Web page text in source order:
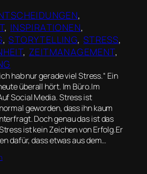
, INSPIRATIONEN
, STORYTELLING, STRESS
, ZEITMANAGEMENT
hab nur gerade viel Stress.“ Ein
überall hört. Im Büro.Im
Social Media. Stress ist
geworden, dass ihn kaum
Doch genau das ist das
ist kein Zeichen von Erfolg.Er
dafür, dass etwas aus dem…